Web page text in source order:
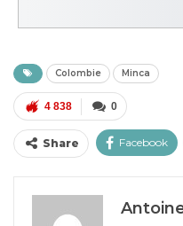
Colombie Minca
0
4 838
Share Facebook